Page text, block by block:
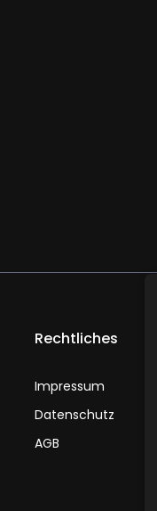
Rechtliches
Impressum
Datenschutz
AGB